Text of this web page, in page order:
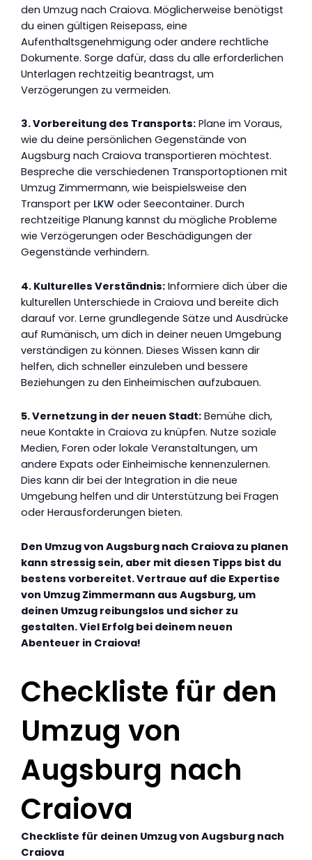
den Umzug nach Craiova. Möglicherweise benötigst
du einen gültigen Reisepass, eine
Aufenthaltsgenehmigung oder andere rechtliche
Dokumente. Sorge dafür, dass du alle erforderlichen
Unterlagen rechtzeitig beantragst, um
Verzögerungen zu vermeiden.
3. Vorbereitung des Transports: Plane im Voraus,
wie du deine persönlichen Gegenstände von
Augsburg nach Craiova transportieren möchtest.
Bespreche die verschiedenen Transportoptionen mit
Umzug Zimmermann, wie beispielsweise den
Transport per LKW oder Seecontainer. Durch
rechtzeitige Planung kannst du mögliche Probleme
wie Verzögerungen oder Beschädigungen der
Gegenstände verhindern.
4. Kulturelles Verständnis: Informiere dich über die
kulturellen Unterschiede in Craiova und bereite dich
darauf vor. Lerne grundlegende Sätze und Ausdrücke
auf Rumänisch, um dich in deiner neuen Umgebung
verständigen zu können. Dieses Wissen kann dir
helfen, dich schneller einzuleben und bessere
Beziehungen zu den Einheimischen aufzubauen.
5. Vernetzung in der neuen Stadt: Bemühe dich,
neue Kontakte in Craiova zu knüpfen. Nutze soziale
Medien, Foren oder lokale Veranstaltungen, um
andere Expats oder Einheimische kennenzulernen.
Dies kann dir bei der Integration in die neue
Umgebung helfen und dir Unterstützung bei Fragen
oder Herausforderungen bieten.
Den Umzug von Augsburg nach Craiova zu planen
kann stressig sein, aber mit diesen Tipps bist du
bestens vorbereitet. Vertraue auf die Expertise
von Umzug Zimmermann aus Augsburg, um
deinen Umzug reibungslos und sicher zu
gestalten. Viel Erfolg bei deinem neuen
Abenteuer in Craiova!
Checkliste für den
Umzug von
Augsburg nach
Craiova
Checkliste für deinen Umzug von Augsburg nach
Craiova